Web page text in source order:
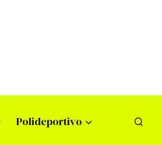
Polideportivo